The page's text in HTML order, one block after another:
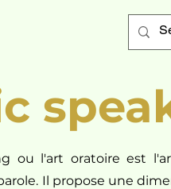
ou l'art oratoire est
Il propose une